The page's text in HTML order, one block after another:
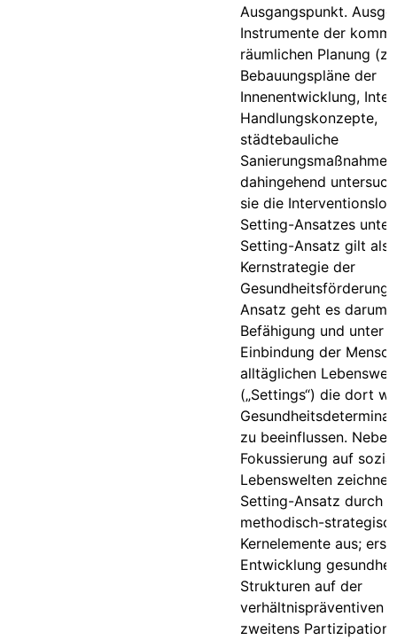
Ausgangspunkt.
Instrumente der
räumlichen Planung
Bebauungspläne der
Innenentwicklung,
Handlungskonzepte,
städtebauliche
dahingehend
sie die
Setting-Ansatzes
Setting-Ansatz gilt als
Kernstrategie der
Ansatz geht es darum,
Befähigung und unter
Einbindung der
alltäglichen
(„Settings“) die dort
zu beeinflussen.
Fokussierung auf
Lebenswelten
Setting-Ansatz durch
methodisch-
Kernelemente aus;
Entwicklung
Strukturen auf der
verhältnispräventiven
zweitens Partizipation